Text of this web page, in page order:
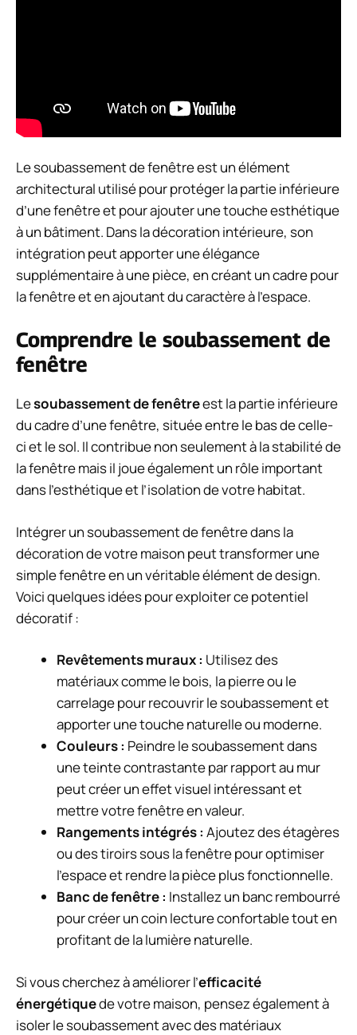
Le soubassement de fenêtre est un élément
architectural utilisé pour protéger la partie inférieure
d’une fenêtre et pour ajouter une touche esthétique
à un bâtiment. Dans la décoration intérieure, son
intégration peut apporter une élégance
supplémentaire à une pièce, en créant un cadre pour
la fenêtre et en ajoutant du caractère à l’espace.
Comprendre le soubassement de
fenêtre
Lesoubassement de fenêtreest la partie inférieure
du cadre d’une fenêtre, située entre le bas de celle-
ci et le sol. Il contribue non seulement à la stabilité de
la fenêtre mais il joue également un rôle important
dans l’esthétique et l’isolation de votre habitat.
Intégrer un soubassement de fenêtre dans la
décoration de votre maison peut transformer une
simple fenêtre en un véritable élément de design.
Voici quelques idées pour exploiter ce potentiel
décoratif :
Revêtements muraux : Utilisez des
matériaux comme le bois, la pierre ou le
carrelage pour recouvrir le soubassement et
apporter une touche naturelle ou moderne.
Couleurs : Peindre le soubassement dans
une teinte contrastante par rapport au mur
peut créer un effet visuel intéressant et
mettre votre fenêtre en valeur.
Rangements intégrés : Ajoutez des étagères
ou des tiroirs sous la fenêtre pour optimiser
l’espace et rendre la pièce plus fonctionnelle.
Banc de fenêtre : Installez un banc rembourré
pour créer un coin lecture confortable tout en
profitant de la lumière naturelle.
Si vous cherchez à améliorer l’efficacité
énergétiquede votre maison, pensez également à
isoler le soubassement avec des matériaux